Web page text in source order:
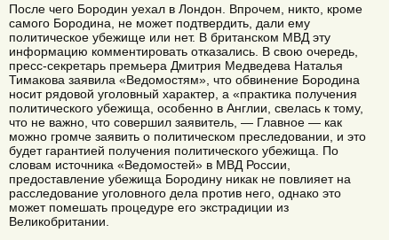
После чего Бородин уехал в Лондон. Впрочем, никто, кроме
самого Бородина, не может подтвердить, дали ему
политическое убежище или нет. В британском МВД эту
информацию комментировать отказались. В свою очередь,
пресс-секретарь премьера Дмитрия Медведева Наталья
Тимакова заявила «Ведомостям», что обвинение Бородина
носит рядовой уголовный характер, а «практика получения
политического убежища, особенно в Англии, свелась к тому,
что не важно, что совершил заявитель, — Главное — как
можно громче заявить о политическом преследовании, и это
будет гарантией получения политического убежища. По
словам источника «Ведомостей» в МВД России,
предоставление убежища Бородину никак не повлияет на
расследование уголовного дела против него, однако это
может помешать процедуре его экстрадиции из
Великобритании.